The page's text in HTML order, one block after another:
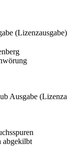
(Lizenzausgabe)
Ausgabe
abgekilbt